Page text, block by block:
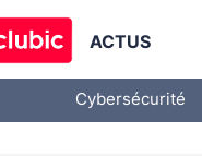
ACTUS
Cybersécurité